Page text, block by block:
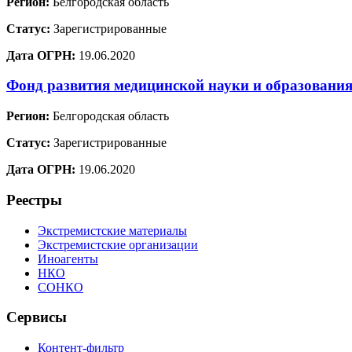
Статус: Зарегистрированные
Дата ОГРН: 19.06.2020
Фонд развития медицинской науки и
Регион: Белгородская область
Статус: Зарегистрированные
Дата ОГРН: 19.06.2020
Реестры
Экстремистские материалы
Экстремистские организации
Иноагенты
НКО
СОНКО
Сервисы
Контент-фильтр